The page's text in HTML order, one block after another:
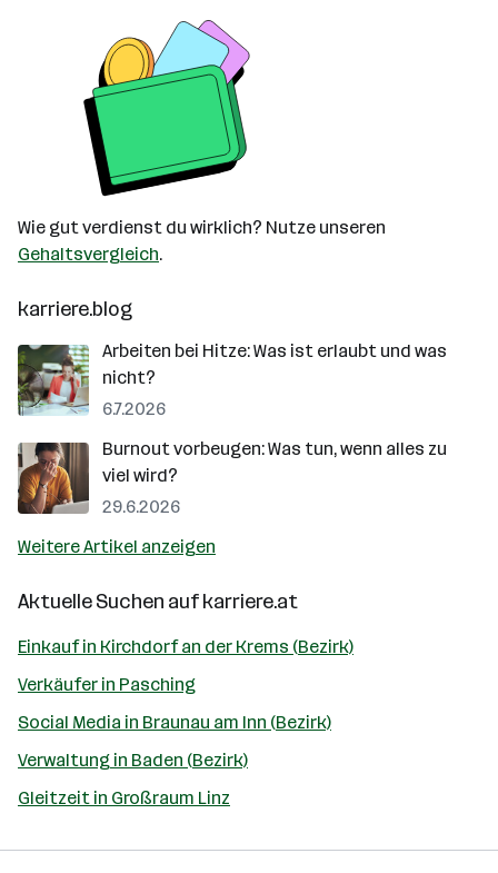
Wie gut verdienst du wirklich? Nutze unseren
Gehaltsvergleich.
karriere.blog
Arbeiten bei Hitze: Was ist erlaubt und was
nicht?
6.7.2026
Burnout vorbeugen: Was tun, wenn alles zu
viel wird?
29.6.2026
Weitere Artikel anzeigen
Aktuelle Suchen aufkarriere.at
Einkauf in Kirchdorf an der Krems (Bezirk)
Verkäufer in Pasching
Social Media in Braunau am Inn (Bezirk)
Verwaltung in Baden (Bezirk)
Gleitzeit in Großraum Linz